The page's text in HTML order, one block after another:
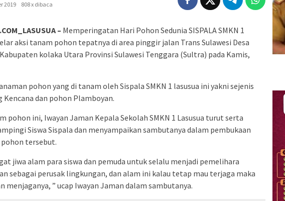
2019
808 x dibaca
– Memperingatan Hari Pohon Sedunia SISPALA SMKN 1
aksi tanam pohon tepatnya di area pinggir jalan Trans Sulawesi Desa
kolaka Utara Provinsi Sulawesi Tenggara (Sultra) pada Kamis,
pohon yang di tanam oleh Sispala SMKN 1 lasusua ini yakni sejenis
Kencana dan pohon Plamboyan.
pohon ini, Iwayan Jaman Kepala Sekolah SMKN 1 Lasusua turut serta
Siswa Sispala dan menyampaikan sambutanya dalam pembukaan
tersebut.
jiwa alam para siswa dan pemuda untuk selalu menjadi pemelihara
sebagai perusak lingkungan, dan alam ini kalau tetap mau terjaga maka
menjaganya, ” ucap Iwayan Jaman dalam sambutanya.